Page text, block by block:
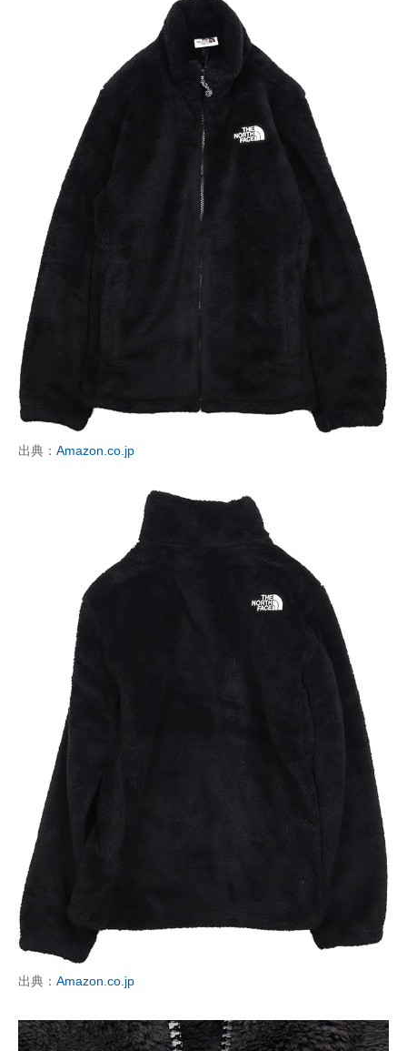
出典： Amazon.co.jp
出典： Amazon.co.jp